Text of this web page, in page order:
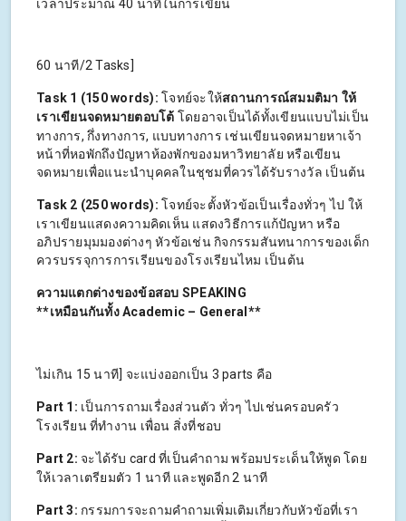
เวลาประมาณ 40 นาทีในการเขียน
60 นาที/2 Tasks]
Task 1 (150 words): โจทย์จะให้สถานการณ์สมมติมา ให้
เราเขียนจดหมายตอบโต้ โดยอาจเป็นได้ทั้งเขียนแบบไม่เป็น
ทางการ, กึ่งทางการ, แบบทางการ เช่นเขียนจดหมายหาเจ้า
หน้าที่หอพักถึงปัญหาห้องพักของมหาวิทยาลัย หรือเขียน
จดหมายเพื่อแนะนำบุคคลในชุชมที่ควรได้รับรางวัล เป็นต้น
Task 2 (250 words): โจทย์จะตั้งหัวข้อเป็นเรื่องทั่วๆ ไป ให้
เราเขียนแสดงความคิดเห็น แสดงวิธีการแก้ปัญหา หรือ
อภิปรายมุมมองต่างๆ หัวข้อเช่น กิจกรรมสันทนาการของเด็ก
ควรบรรจุการการเรียนของโรงเรียนไหม เป็นต้น
ความแตกต่างของข้อสอบ SPEAKING
**เหมือนกันทั้ง Academic – General**
ไม่เกิน 15 นาที] จะแบ่งออกเป็น 3 parts คือ
Part 1: เป็นการถามเรื่องส่วนตัว ทั่วๆ ไปเช่นครอบครัว
โรงเรียน ที่ทำงาน เพื่อน สิ่งที่ชอบ
Part 2: จะได้รับ card ที่เป็นคำถาม พร้อมประเด็นให้พูด โดย
ให้เวลาเตรียมตัว 1 นาที และพูดอีก 2 นาที
Part 3: กรรมการจะถามคำถามเพิ่มเติมเกี่ยวกับหัวข้อที่เรา